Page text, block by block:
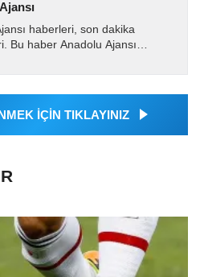
haberleri, son dakika
Bu haber Anadolu Ajansı
geçilen tüm...
İÇİN TIKLAYINIZ